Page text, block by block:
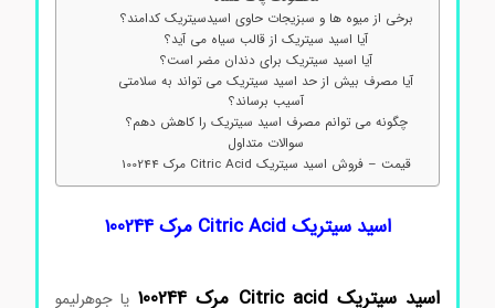
برخی از میوه ها و سبزیجات حاوی اسیدسیتریک کدامند؟
آیا اسید سیتریک از قالب سیاه می آید؟
آیا اسید سیتریک برای دندان مضر است؟
آیا مصرف بیش از حد اسید سیتریک می تواند به سلامتی
آسیب برساند؟
چگونه می توانم مصرف اسید سیتریک را کاهش دهم؟
سوالات متداول
قیمت – فروش اسید سیتریک Citric Acid مرک 100244
اسید سیتریک Citric Acid مرک 100244
اسید سیتریک Citric acid مرک 100244
یا جوهرلیمو